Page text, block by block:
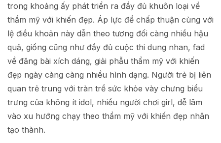
trong khoảng ấy phát triển ra đầy đủ khuôn loại về
thẩm mỹ với khiến đẹp. Áp lực để chấp thuận cùng với
lệ điều khoản này dẫn theo tương đối càng nhiều hậu
quả, giống cũng như đầy đủ cuộc thi dung nhan, fad
về đăng bài xích dáng, giải phẫu thẩm mỹ với khiến
đẹp ngày càng càng nhiều hình dạng. Người trẻ bị liên
quan trẻ trung với tràn trề sức khỏe vày chưng biểu
trưng của không ít idol, nhiều người chơi girl, dễ lâm
vào xu hướng chạy theo thẩm mỹ với khiến đẹp nhân
tạo thành.